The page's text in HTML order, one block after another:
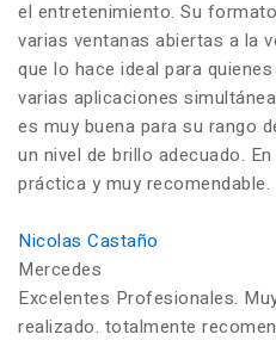
el entretenimiento. Su
varias ventanas abiertas a la
que lo hace ideal para
varias aplicaciones
es muy buena para su rango
un nivel de brillo adecuado.
práctica y muy recomendable.
Nicolas Castaño
Mercedes
Excelentes Profesionales.
realizado. totalmente